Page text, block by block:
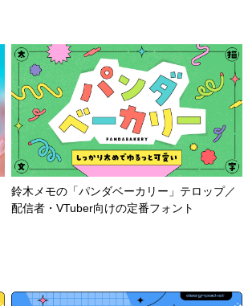
鈴木メモの「パンダベーカリー」テロップ／
配信者・VTuber向けの定番フォント